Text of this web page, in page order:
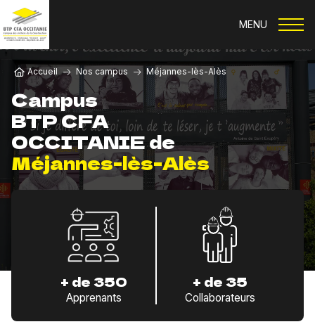
Aller au contenu principal
MENU
Fil d'Ariane
Accueil Nos campus Méjannes-lès-Alès
Campus
BTP CFA
OCCITANIE de
Méjannes-lès-Alès
+ de 350
Apprenants
+ de 35
Collaborateurs